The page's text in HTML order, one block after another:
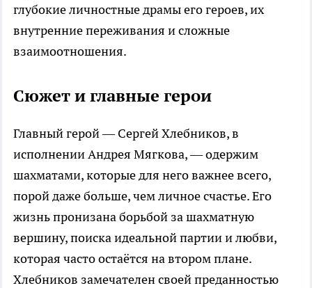
глубокие личностные драмы его героев, их
внутренние переживания и сложные
взаимоотношения.
Сюжет и главные герои
Главный герой — Сергей Хлебников, в
исполнении Андрея Мягкова, — одержим
шахматами, которые для него важнее всего,
порой даже больше, чем личное счастье. Его
жизнь пронизана борьбой за шахматную
вершину, поиска идеальной партии и любви,
которая часто остаётся на втором плане.
Хлебников замечателен своей преданностью